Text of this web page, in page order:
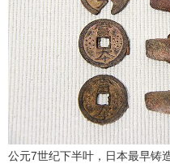
公元7世纪下半叶，日本最早铸